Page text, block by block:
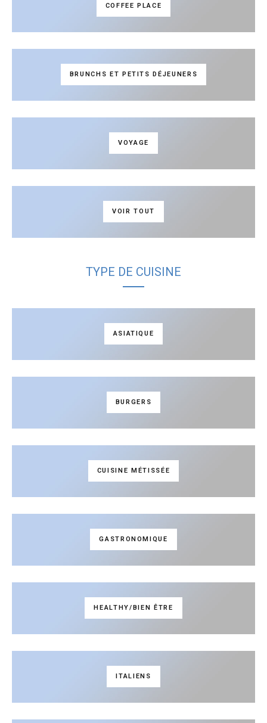
COFFEE PLACE
BRUNCHS ET PETITS DÉJEUNERS
VOYAGE
VOIR TOUT
TYPE DE CUISINE
ASIATIQUE
BURGERS
CUISINE MÉTISSÉE
GASTRONOMIQUE
HEALTHY/BIEN ÊTRE
ITALIENS